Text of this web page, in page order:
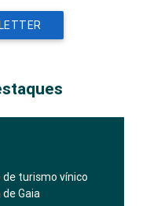
de turismo vínico
Gaia